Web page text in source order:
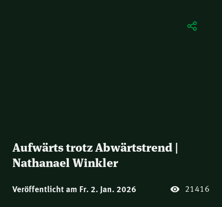
Aufwärts trotz Abwärtstrend |
Nathanael Winkler
Veröffentlicht am Fr. 2. Jan. 2026 21416